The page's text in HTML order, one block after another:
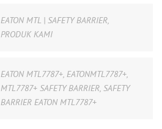
EATON MTL | SAFETY BARRIER,
PRODUK KAMI
EATON MTL7787+, EATONMTL7787+,
MTL7787+ SAFETY BARRIER, SAFETY
BARRIER EATON MTL7787+